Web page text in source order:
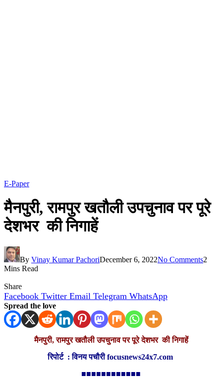
E-Paper
मैनपुरी, रामपुर खतौली उपचुनाव पर पूरे
देशभर की निगाहें
By Vinay Kumar PachoriDecember 6, 2022No Comments2
Mins Read
Share
Facebook Twitter Email Telegram WhatsApp
Spread the love
मैनपुरी, रामपुर खतौली उपचुनाव पर पूरे देशभर की निगाहें
रिपोर्ट : विनय पचौरी focusnews24x7.com
■■■■■■■■■■■■